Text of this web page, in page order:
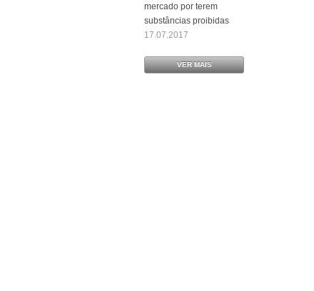
mercado por terem
substâncias proibidas
17.07.2017
VER MAIS